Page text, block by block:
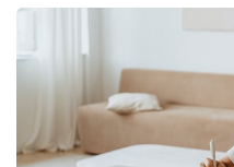
Cat dan
Plafon &
Besi
Material
Peralatan
Sistem